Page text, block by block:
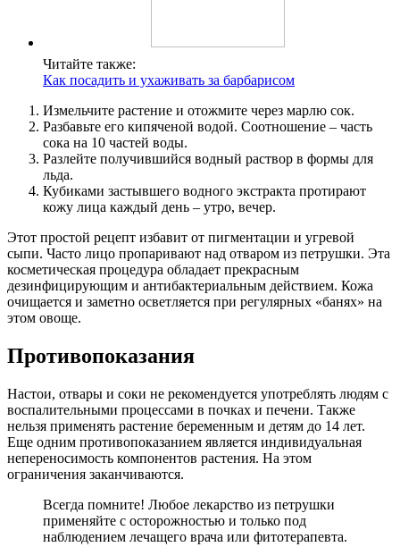
Читайте также:
Как посадить и ухаживать за барбарисом
Измельчите растение и отожмите через марлю сок.
Разбавьте его кипяченой водой. Соотношение – часть
сока на 10 частей воды.
Разлейте получившийся водный раствор в формы для
льда.
Кубиками застывшего водного экстракта протирают
кожу лица каждый день – утро, вечер.
Этот простой рецепт избавит от пигментации и угревой
сыпи. Часто лицо пропаривают над отваром из петрушки. Эта
косметическая процедура обладает прекрасным
дезинфицирующим и антибактериальным действием. Кожа
очищается и заметно осветляется при регулярных «банях» на
этом овоще.
Противопоказания
Настои, отвары и соки не рекомендуется употреблять людям с
воспалительными процессами в почках и печени. Также
нельзя применять растение беременным и детям до 14 лет.
Еще одним противопоказанием является индивидуальная
непереносимость компонентов растения. На этом
ограничения заканчиваются.
Всегда помните! Любое лекарство из петрушки
применяйте с осторожностью и только под
наблюдением лечащего врача или фитотерапевта.